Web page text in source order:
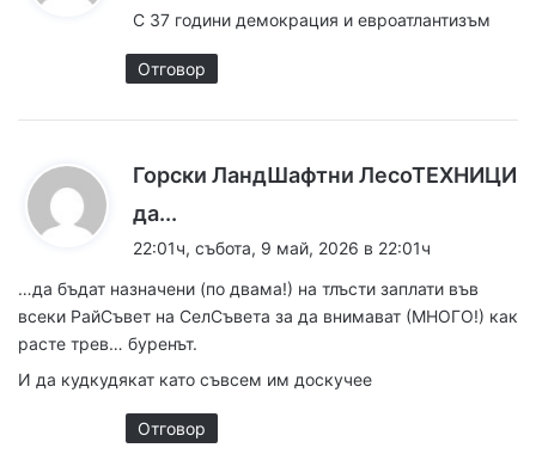
а
С 37 години демокрация и евроатлантизъм
Отговор
Горски ЛандШафтни ЛесоТЕХНИЦИ
да...
а
а
22:01ч, събота, 9 май, 2026 в 22:01ч
…да бъдат назначени (по двама!) на тлъсти заплати във
всеки РайСъвет на СелСъвета за да внимават (МНОГО!) как
расте трев… буренът.
И да кудкудякат като съвсем им доскучее
Отговор